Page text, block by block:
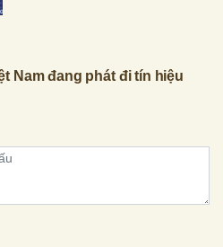
Nam đang phát đi tín hiệu